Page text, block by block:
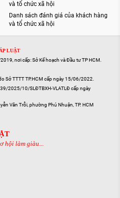
và tổ chức xã hội
Danh sách đánh giá của khách hàng
và tổ chức xã hội
LUẬT
nơi cấp: Sở Kế hoạch và Đầu tư TP HCM.
Sở TTTT TP.HCM cấp ngày 15/06/2022.
2025/10/SLĐTBXH-VLATLĐ cấp ngày
Văn Trỗi, phường Phú Nhuận, TP. HCM
hội làm giàu...